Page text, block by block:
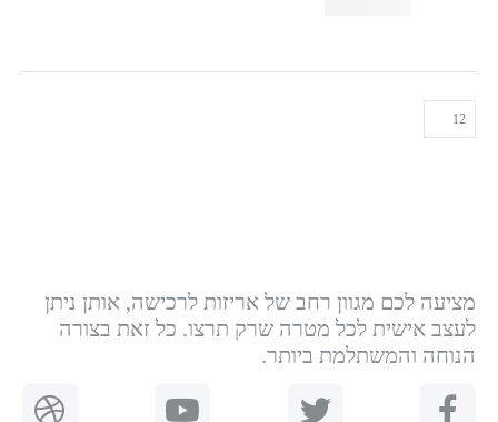
מציעה לכם מגוון רחב של אריזות לרכישה, אותן ניתן
לעצב אישית לכל מטרה שרק תרצו. כל זאת בצורה
הנוחה והמשתלמת ביותר.